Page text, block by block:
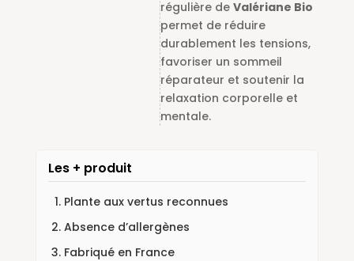
régulière deValériane Bio
permet de réduire
durablement les tensions,
favoriser un sommeil
réparateur et soutenir la
relaxation corporelle et
mentale.
Les + produit
Plante aux vertus reconnues
Absence d’allergènes
Fabriqué en France